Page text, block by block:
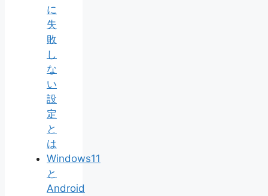
に
失
敗
し
な
い
設
定
と
は
Windows11
と
Android